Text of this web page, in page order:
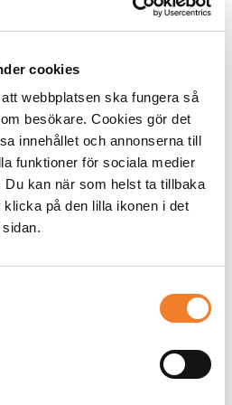
cookies
webbplatsen ska fungera så
besökare. Cookies gör det
innehållet och annonserna till
funktioner för sociala medier
kan när som helst ta tillbaka
på den lilla ikonen i det
utvecklar elevers lässtrategier
tittade jag på framsidan. Titeln
läsundervisning
lockar eftersom
Däremot vet jag inte vad jag
på en bokläsande ungdom med